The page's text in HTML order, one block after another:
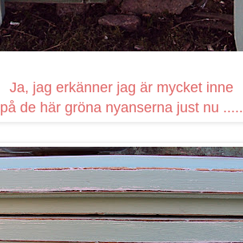
Ja, jag erkänner jag är mycket inne
på de här gröna nyanserna just nu .....